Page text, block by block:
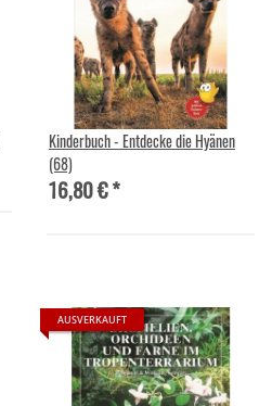
Kinderbuch - Entdecke die Hyänen
(68)
16,80 €*
AUSVERKAUFT